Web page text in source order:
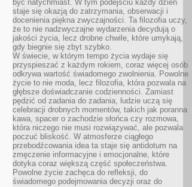
być natychmiast. W tym podejściu każdy dzień
staje się okazją do zatrzymania, obserwacji i
docenienia piękna zwyczajności. Ta filozofia uczy,
że to nie nadzwyczajne wydarzenia decydują o
jakości życia, lecz drobne chwile, które umykają,
gdy biegnie się zbyt szybko.
W świecie, w którym tempo życia wydaje się
przyspieszać z każdym rokiem, coraz więcej osób
odkrywa wartość świadomego zwolnienia. Powolne
życie to nie moda, lecz filozofia, która pozwala na
głębsze doświadczanie codzienności. Zamiast
pędzić od zadania do zadania, ludzie uczą się
celebracji drobnych momentów, takich jak poranna
kawa, spacer o zachodzie słońca czy rozmowa,
która niczego nie musi rozwiązywać, ale pozwala
poczuć bliskość. W atmosferze ciągłego
przebodźcowania idea ta staje się antidotum na
zmęczenie informacyjne i emocjonalne, które
dotyka coraz większą część społeczeństwa.
Powolne życie zachęca do refleksji, do
świadomego podejmowania decyzji oraz do